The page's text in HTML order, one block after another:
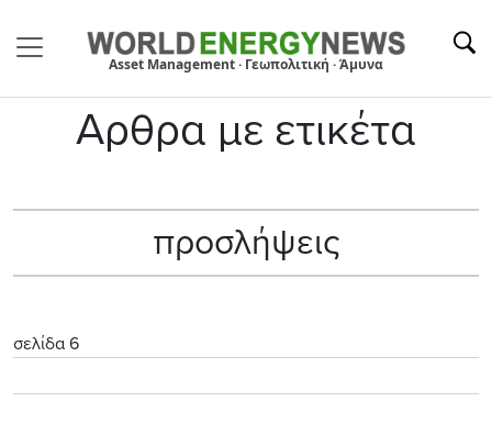
Asset Management · Γεωπολιτική · Άμυνα
Αρθρα με ετικέτα
προσλήψεις
σελίδα 6